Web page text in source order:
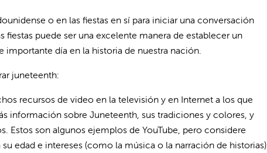
o en las fiestas en sí para iniciar una conversación
puede ser una excelente manera de establecer un
día en la historia de nuestra nación.
juneteenth:
recursos de video en la televisión y en Internet a los que
información sobre Juneteenth, sus tradiciones y colores, y
Estos son algunos ejemplos de YouTube, pero considere
edad e intereses (como la música o la narración de historias).